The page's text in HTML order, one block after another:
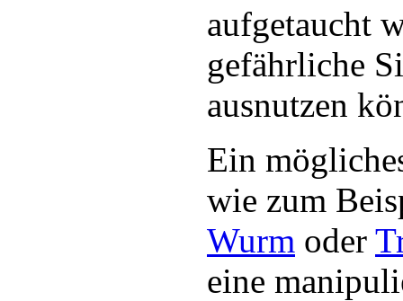
aufgetaucht
gefährliche
ausnutzen
Ein
wie zum
Wurm oder
eine